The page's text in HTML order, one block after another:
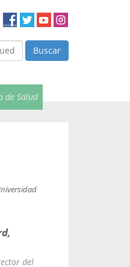
Buscar
de Salud
del